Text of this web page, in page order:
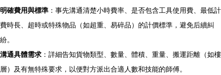
明確費用與標準 ：事先溝通清楚小時費率、是否包含工具使用費、最低計
費時長、超時或特殊物品（如超重、易碎品）的計價標準，避免后續糾
紛。
溝通具體需求 ：詳細告知貨物類型、數量、體積、重量、搬運距離（如樓
層）及有無特殊要求，以便對方派出合適人數和技能的師傅。